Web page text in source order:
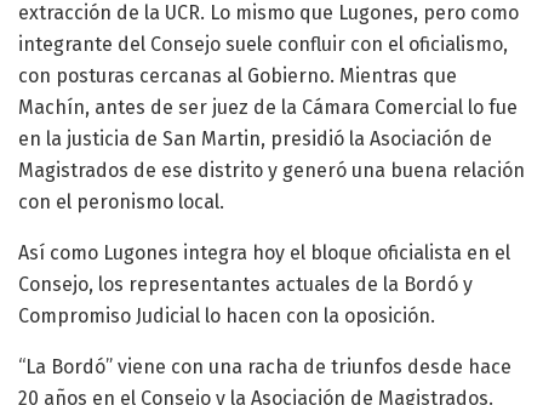
extracción de la UCR. Lo mismo que Lugones, pero como
integrante del Consejo suele confluir con el oficialismo,
con posturas cercanas al Gobierno. Mientras que
Machín, antes de ser juez de la Cámara Comercial lo fue
en la justicia de San Martin, presidió la Asociación de
Magistrados de ese distrito y generó una buena relación
con el peronismo local.
Así como Lugones integra hoy el bloque oficialista en el
Consejo, los representantes actuales de la Bordó y
Compromiso Judicial lo hacen con la oposición.
“La Bordó” viene con una racha de triunfos desde hace
20 años en el Consejo y la Asociación de Magistrados.